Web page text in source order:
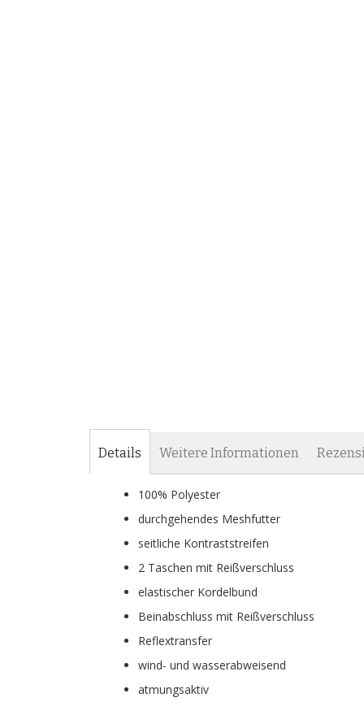
Details
100% Polyester
durchgehendes Meshfutter
seitliche Kontraststreifen
2 Taschen mit Reißverschluss
elastischer Kordelbund
Beinabschluss mit Reißverschluss
Reflextransfer
wind- und wasserabweisend
atmungsaktiv
Weitere Informationen